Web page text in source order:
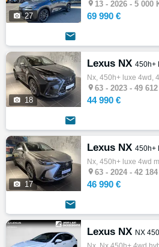
 27
 13 - 2026 - 5 000 Km -
69 990 €

 18
Lexus NX 450h+
 63 - 2023 - 49 612 Km -
44 990 €

 17
Lexus NX 450h+
 63 - 2024 - 42 184 Km -
46 990 €

Lexus NX NX 450h+